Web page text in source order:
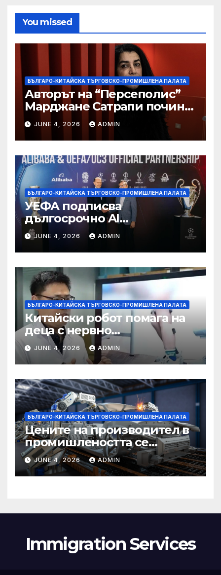
You missed
БЪЛГАРО-КИТАЙСКА ТЪРГОВСКО-ПРОМИШЛЕНА ПАЛАТА
Авторът на “Персеполис”
Марджане Сатрапи почина
“от тъга” на 56 години
JUNE 4, 2026 ADMIN
БЪЛГАРО-КИТАЙСКА ТЪРГОВСКО-ПРОМИШЛЕНА ПАЛАТА
УЕФА подписва
дългосрочно AI
партньорство с Alibaba
JUNE 4, 2026 ADMIN
БЪЛГАРО-КИТАЙСКА ТЪРГОВСКО-ПРОМИШЛЕНА ПАЛАТА
Китайски робот помага на
деца с нервно
разстройство да се
изправят за първи път
JUNE 4, 2026 ADMIN
БЪЛГАРО-КИТАЙСКА ТЪРГОВСКО-ПРОМИШЛЕНА ПАЛАТА
Цените на производител в
промишлеността се
понижават с 0,7% в
еврозоната и с 0,5% в ЕС
JUNE 4, 2026 ADMIN
Immigration Services